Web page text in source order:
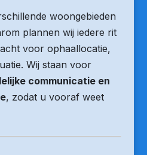
woongebieden
plannen wij iedere rit
voor ophaallocatie,
Wij staan voor
communicatie en
, zodat u vooraf weet